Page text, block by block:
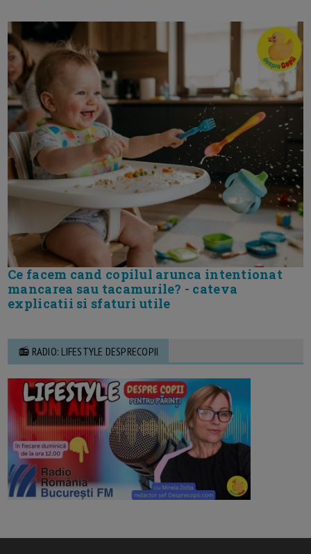
Ce facem cand copilul arunca intentionat
mancarea sau tacamurile? - cateva
explicatii si sfaturi utile
📻 RADIO: LIFESTYLE DESPRECOPII